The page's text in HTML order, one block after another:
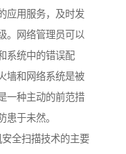
应用服务，及时发
。网络管理员可以
系统中的错误配
墙和网络系统是被
一种主动的前范措
患于未然。
全扫描技术的主要